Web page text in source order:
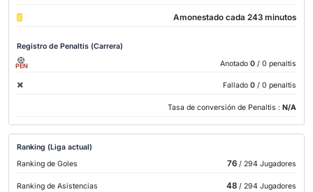
Amonestado cada 243 minutos
Registro de Penaltis (Carrera)
PEN Anotado 0 / 0 penaltis
Fallado 0 / 0 penaltis
Tasa de conversión de Penaltis : N/A
Ranking (Liga actual)
Ranking de Goles
76/ 294 Jugadores
Ranking de Asistencias 48/ 294 Jugadores